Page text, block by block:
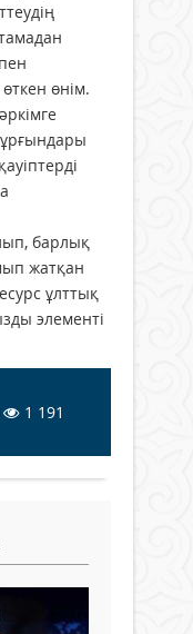
өнім.
барлық
жатқан
ұлттық
элементі
1 191